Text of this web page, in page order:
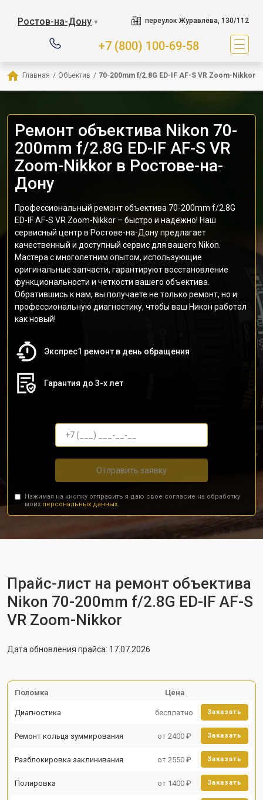
Ростов-на-Дону ▼ переулок Журавлёва, 130/112
+7 (800) 100-69-58
Главная / Объектив / 70-200mm f/2.8G ED-IF AF-S VR Zoom-Nikkor
Ремонт объектива Nikon 70-
200mm f/2.8G ED-IF AF-S VR
Zoom-Nikkor в Ростове-на-
Дону
Профессиональный ремонт объектива 70-200mm f/2.8G
ED-IF AF-S VR Zoom-Nikkor – быстро и надежно! Наш
сервисный центр в Ростове-на-Дону предлагает
качественный и доступный сервис для вашего Nikon.
Мастера с многолетним опытом, использующие
оригинальные запчасти, гарантируют восстановление
функциональности и четкости вашего объектива.
Обратившись к нам, вы получаете не только ремонт, но и
профессиональную диагностику, чтобы ваш Никон работал
как новый!
Экспрес1 ремонт в день обращения
Гарантия до 3-х лет
Отправить заявку
Нажимая на кнопку отправить я даю свое согласие на обработку
моих персональных данных.
Прайс-лист на ремонт объектива
Nikon 70-200mm f/2.8G ED-IF AF-S
VR Zoom-Nikkor
Дата обновления прайса: 17.07.2026
Поломка Цена
Диагностика бесплатно Заказать
Ремонт кольца зуммирования от 2400 ₽ Заказать
Разблокировка заклинивания от 2550 ₽ Заказать
Полировка от 1400 ₽ Заказать